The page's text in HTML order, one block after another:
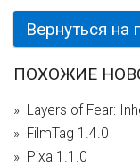
Вернуться
ПОХОЖИЕ
Layers of Fear:
FilmTag 1.4.0
Pixa 1.1.0